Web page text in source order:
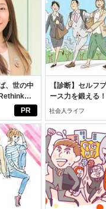
PR
、世の中
つたえた
【診断】セルフ
ース力を鍛える
ブン観”診断
社会人ライフ